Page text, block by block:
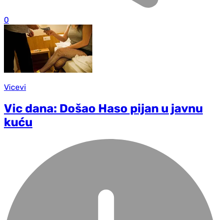
0
Vicevi
Vic dana: Došao Haso pijan u javnu
kuću